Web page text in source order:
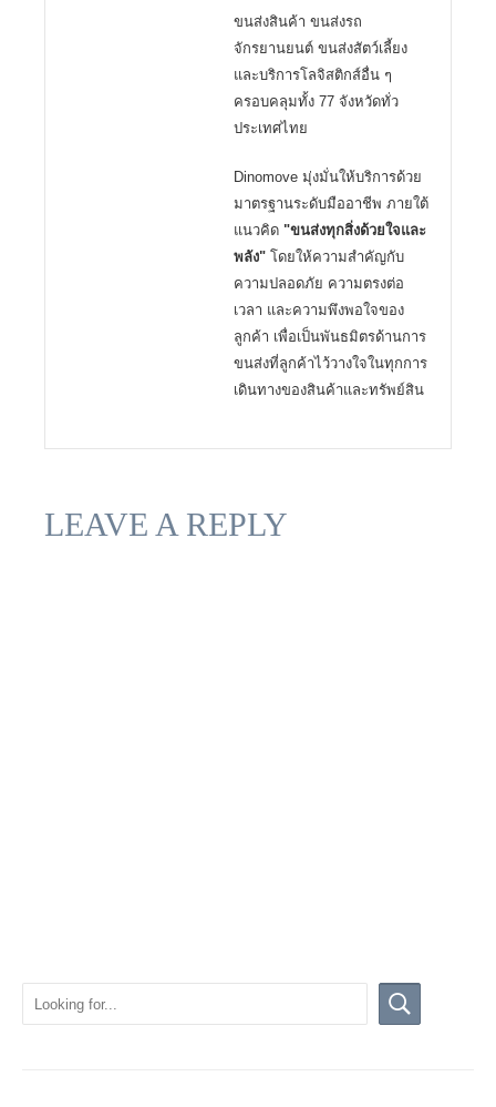
ขนส่งสินค้า ขนส่งรถ
จักรยานยนต์ ขนส่งสัตว์เลี้ยง
และบริการโลจิสติกส์อื่น ๆ
ครอบคลุมทั้ง 77 จังหวัดทั่ว
ประเทศไทย
Dinomove มุ่งมั่นให้บริการด้วย
มาตรฐานระดับมืออาชีพ ภายใต้
แนวคิด "ขนส่งทุกสิ่งด้วยใจและ
พลัง" โดยให้ความสำคัญกับ
ความปลอดภัย ความตรงต่อ
เวลา และความพึงพอใจของ
ลูกค้า เพื่อเป็นพันธมิตรด้านการ
ขนส่งที่ลูกค้าไว้วางใจในทุกการ
เดินทางของสินค้าและทรัพย์สิน
LEAVE A REPLY